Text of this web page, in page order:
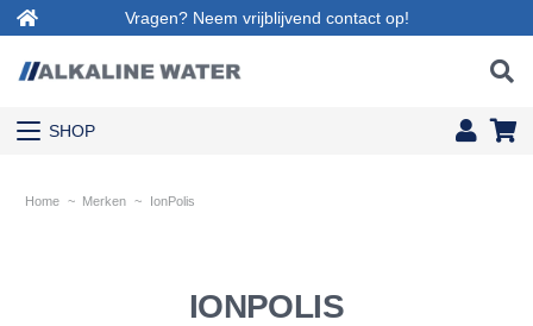
Vragen? Neem vrijblijvend contact op!
SHOP
Home ~ Merken ~ IonPolis
IONPOLIS